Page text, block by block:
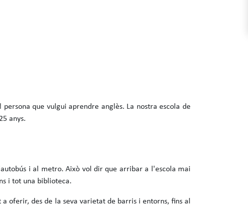
que vulgui aprendre anglès. La nostra escola de
anys.
i al metro. Això vol dir que arribar a l'escola mai
i tot una biblioteca.
oferir, des de la seva varietat de barris i entorns, fins al